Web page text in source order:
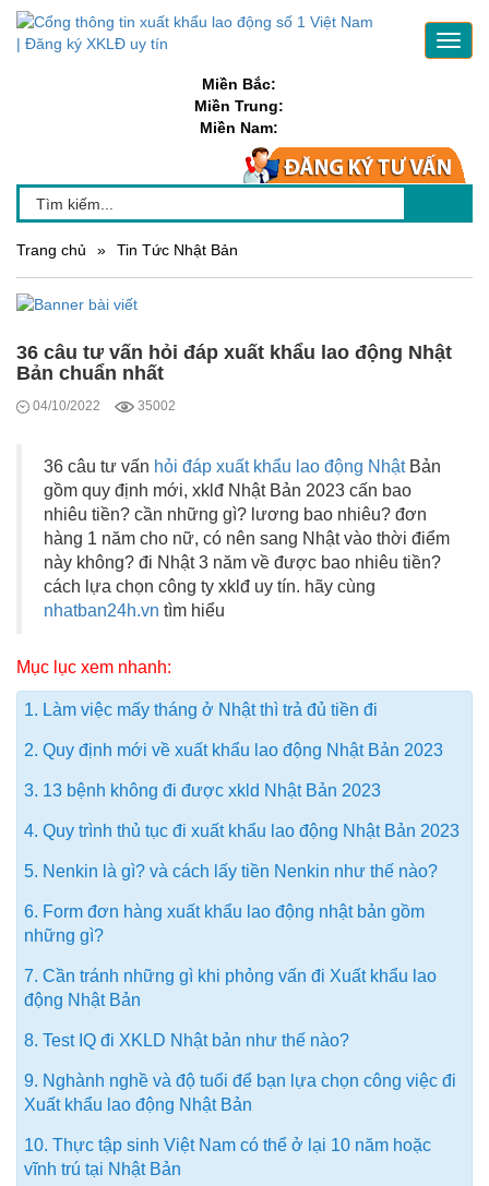
Miền Bắc:
Miền Trung:
Miền Nam:
Trang chủ » Tin Tức Nhật Bản
36 câu tư vấn hỏi đáp xuất khẩu lao động Nhật
Bản chuẩn nhất
04/10/2022 35002
36 câu tư vấn hỏi đáp xuất khẩu lao động NhậtBản
gồm quy định mới, xklđ Nhật Bản 2023 cấn bao
nhiêu tiền? cần những gì? lương bao nhiêu? đơn
hàng 1 năm cho nữ, có nên sang Nhật vào thời điểm
này không? đi Nhật 3 năm về được bao nhiêu tiền?
cách lựa chọn công ty xklđ uy tín. hãy cùng
nhatban24h.vn tìm hiểu
Mục lục xem nhanh:
1. Làm việc mấy tháng ở Nhật thì trả đủ tiền đi
2. Quy định mới về xuất khẩu lao động Nhật Bản 2023
3. 13 bệnh không đi được xkld Nhật Bản 2023
4. Quy trình thủ tục đi xuất khẩu lao động Nhật Bản 2023
5. Nenkin là gì? và cách lấy tiền Nenkin như thế nào?
6. Form đơn hàng xuất khẩu lao động nhật bản gồm
những gì?
7. Cần tránh những gì khi phỏng vấn đi Xuất khẩu lao
động Nhật Bản
8. Test IQ đi XKLD Nhật bản như thế nào?
9. Nghành nghề và độ tuổi để bạn lựa chọn công việc đi
Xuất khẩu lao động Nhật Bản
10. Thực tập sinh Việt Nam có thể ở lại 10 năm hoặc
vĩnh trú tại Nhật Bản